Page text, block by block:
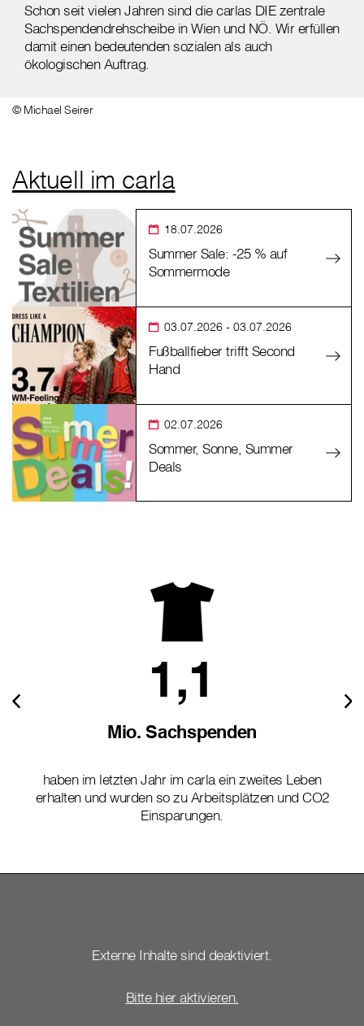
Schon seit vielen Jahren sind die carlas DIE zentrale
Sachspendendrehscheibe in Wien und NÖ. Wir erfüllen
damit einen bedeutenden sozialen als auch
ökologischen Auftrag.
© Michael Seirer
Aktuell im carla
18.07.2026
Summer Sale: -25 % auf
Sommermode
03.07.2026 - 03.07.2026
Fußballfieber trifft Second
Hand
02.07.2026
Sommer, Sonne, Summer
Deals
1,1
Mio. Sachspenden
haben im letzten Jahr im carla ein zweites Leben
erhalten und wurden so zu Arbeitsplätzen und CO2
Einsparungen.
Externe Inhalte sind deaktiviert.
Bitte hier aktivieren.